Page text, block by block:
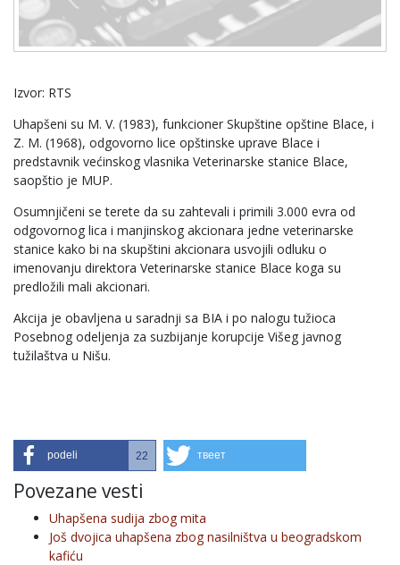
Izvor: RTS
Uhapšeni su M. V. (1983), funkcioner Skupštine opštine Blace, i
Z. M. (1968), odgovorno lice opštinske uprave Blace i
predstavnik većinskog vlasnika Veterinarske stanice Blace,
saopštio je MUP.
Osumnjičeni se terete da su zahtevali i primili 3.000 evra od
odgovornog lica i manjinskog akcionara jedne veterinarske
stanice kako bi na skupštini akcionara usvojili odluku o
imenovanju direktora Veterinarske stanice Blace koga su
predložili mali akcionari.
Akcija je obavljena u saradnji sa BIA i po nalogu tužioca
Posebnog odeljenja za suzbijanje korupcije Višeg javnog
tužilaštva u Nišu.
podeli 22 твеет
Povezane vesti
Uhapšena sudija zbog mita
Još dvojica uhapšena zbog nasilništva u beogradskom
kafiću